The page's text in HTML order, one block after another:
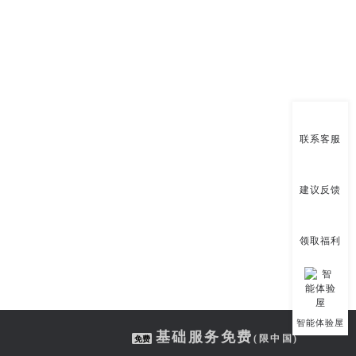
基础服务免费 (限中国)
联系客服
建议反馈
领取福利